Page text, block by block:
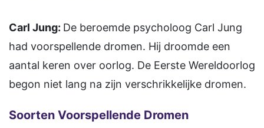
Carl Jung: De beroemde psycholoog Carl Jung
had voorspellende dromen. Hij droomde een
aantal keren over oorlog. De Eerste Wereldoorlog
begon niet lang na zijn verschrikkelijke dromen.
Soorten Voorspellende Dromen